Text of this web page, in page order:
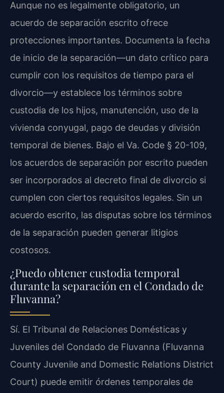
Aunque no es legalmente obligatorio, un
acuerdo de separación escrito ofrece
protecciones importantes. Documenta la fecha
de inicio de la separación—un dato crítico para
cumplir con los requisitos de tiempo para el
divorcio—y establece los términos sobre
custodia de los hijos, manutención, uso de la
vivienda conyugal, pago de deudas y división
temporal de bienes. Bajo el Va. Code § 20-109,
los acuerdos de separación por escrito pueden
ser incorporados al decreto final de divorcio si
cumplen con ciertos requisitos legales. Sin un
acuerdo escrito, las disputas sobre los términos
de la separación pueden generar litigios
costosos.
¿Puedo obtener custodia temporal
durante la separación en el Condado de
Fluvanna?
Sí. El Tribunal de Relaciones Domésticas y
Juveniles del Condado de Fluvanna (Fluvanna
County Juvenile and Domestic Relations District
Court) puede emitir órdenes temporales de